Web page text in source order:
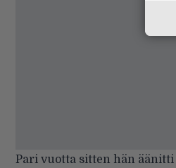
Pari vuotta sitten hän